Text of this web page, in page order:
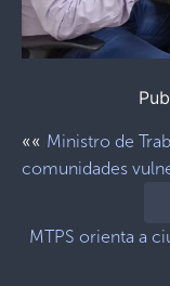
«« Ministro de
comunidades
MTPS orienta a